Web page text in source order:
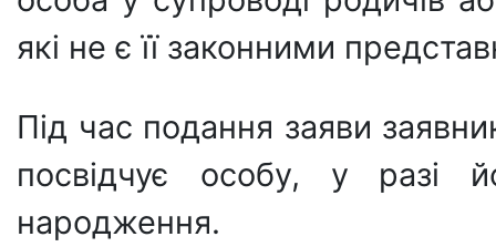
які не є її законними
Під час подання заяви
посвідчує особу, у разі
народження.